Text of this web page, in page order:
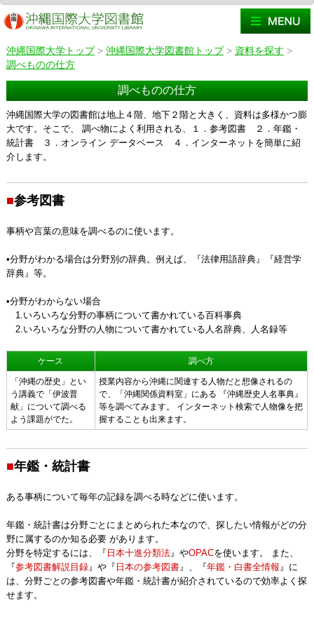
沖縄国際大学トップ > 沖縄国際大学図書館トップ > 資料を探す >
調べものの仕方
調べものの仕方
沖縄国際大学の図書館は地上４階、地下２階と大きく、資料は多様かつ膨
大です。そこで、 調べ物によく利用される、１．参考図書 ２．年鑑・
統計書 ３．オンライン データベース ４．インターネットを簡単に紹
介します。
■参考図書
事柄や言葉の意味を調べるのに使います。
•分野がわかる場合は分野別の辞典。例えば、『法律用語辞典』『経営学
辞典』等。
•分野がわからない場合
1.いろいろな分野の事柄について書かれている百科事典
2.いろいろな分野の人物について書かれている人名辞典、人名録等
ケース 調べ方
「沖縄の歴史」とい
う講義で「伊波普
献」について調べる
よう課題がでた。
授業内容から沖縄に関連する人物だと想像されるの
で、「沖縄関係資料室」にある 『沖縄歴史人名事典』
等を調べてみます。 インターネット検索で人物像を把
握することも出来ます。
■年鑑・統計書
ある事柄について毎年の記録を調べる時などに使います。
年鑑・統計書は分野ごとにまとめられた本なので、探したい情報がどの分
野に属するのか知る必要 があります。
分野を特定するには、『 日本十進分類法』やOPACを使います。 また、
『参考図書解説目録』や『 日本の参考図書』、『年鑑・白書全情報』に
は、分野ごとの参考図書や年鑑・統計書が紹介されているので効率よく探
せます。